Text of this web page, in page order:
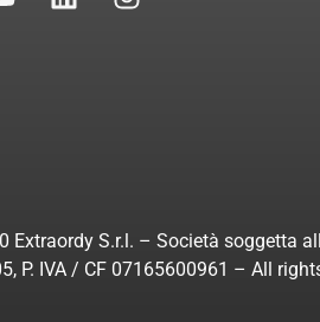
Extraordy S.r.l. – Società soggetta
P. IVA / CF 07165600961 – All